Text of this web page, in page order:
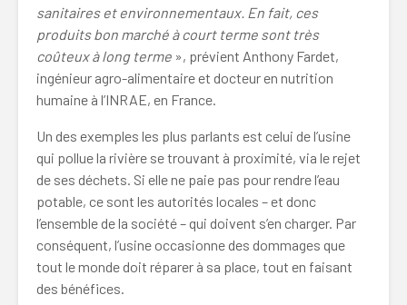
sanitaires et environnementaux. En fait, ces
produits bon marché à court terme sont très
coûteux à long terme », prévient Anthony Fardet,
ingénieur agro-alimentaire et docteur en nutrition
humaine à l’INRAE, en France.
Un des exemples les plus parlants est celui de l’usine
qui pollue la rivière se trouvant à proximité, via le rejet
de ses déchets. Si elle ne paie pas pour rendre l’eau
potable, ce sont les autorités locales – et donc
l’ensemble de la société – qui doivent s’en charger. Par
conséquent, l’usine occasionne des dommages que
tout le monde doit réparer à sa place, tout en faisant
des bénéfices.